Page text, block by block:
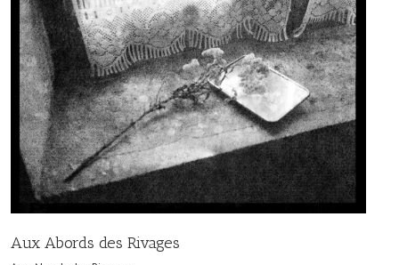
Aux Abords des Rivages